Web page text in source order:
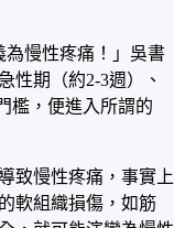
為慢性疼痛！」吳書
性期（約2-3週）、
檻，便進入所謂的
致慢性疼痛，事實上
軟組織損傷，如筋